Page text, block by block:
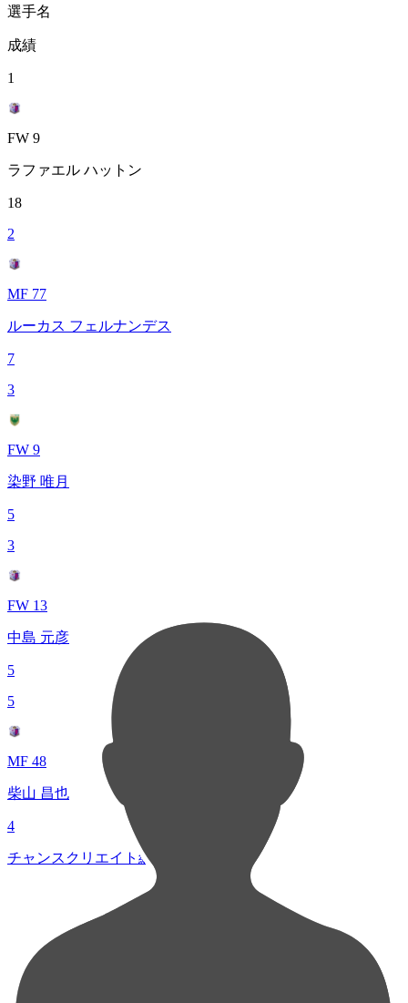
選手名
成績
1
FW 9
ラファエル ハットン
18
2
MF 77
ルーカス フェルナンデス
7
3
FW 9
染野 唯月
5
3
FW 13
中島 元彦
5
5
MF 48
柴山 昌也
4
チャンスクリエイト総数